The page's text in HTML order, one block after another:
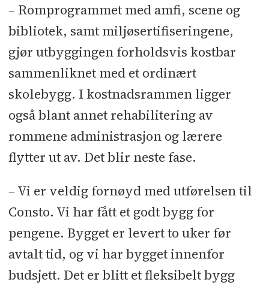
– Romprogrammet med amfi, scene og
bibliotek, samt miljøsertifiseringene,
gjør utbyggingen forholdsvis kostbar
sammenliknet med et ordinært
skolebygg. I kostnadsrammen ligger
også blant annet rehabilitering av
rommene administrasjon og lærere
flytter ut av. Det blir neste fase.
– Vi er veldig fornøyd med utførelsen til
Consto. Vi har fått et godt bygg for
pengene. Bygget er levert to uker før
avtalt tid, og vi har bygget innenfor
budsjett. Det er blitt et fleksibelt bygg